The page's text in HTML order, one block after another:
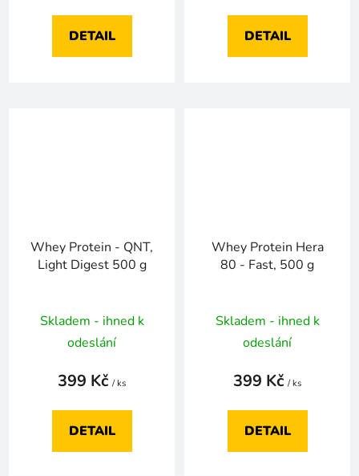
DETAIL DETAIL
Whey Protein - QNT,
Light Digest 500 g
Skladem - ihned k
odeslání
399 Kč / ks
DETAIL
Whey Protein Hera
80 - Fast, 500 g
Skladem - ihned k
odeslání
399 Kč / ks
DETAIL